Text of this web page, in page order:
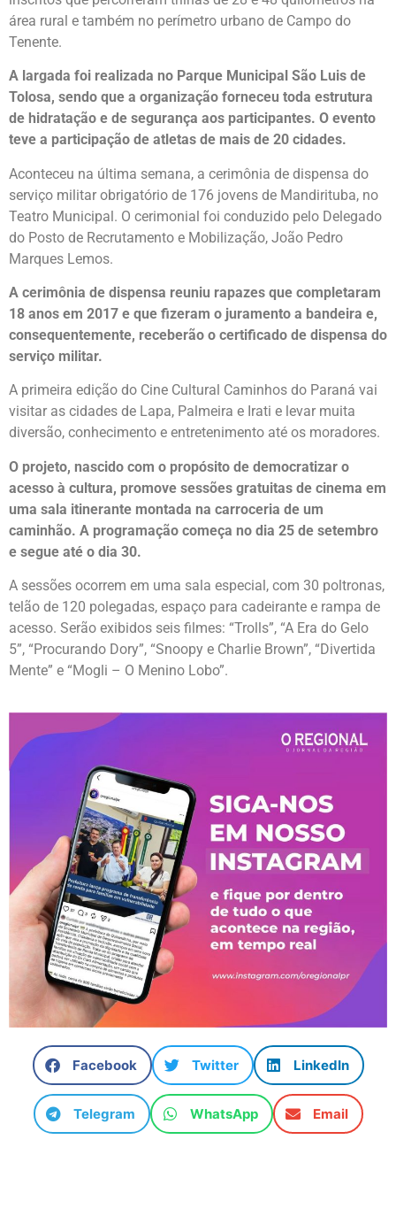
área rural e também no perímetro urbano de Campo do
Tenente.
A largada foi realizada no Parque Municipal São Luis de
Tolosa, sendo que a organização forneceu toda estrutura
de hidratação e de segurança aos participantes. O evento
teve a participação de atletas de mais de 20 cidades.
Aconteceu na última semana, a cerimônia de dispensa do
serviço militar obrigatório de 176 jovens de Mandirituba, no
Teatro Municipal. O cerimonial foi conduzido pelo Delegado
do Posto de Recrutamento e Mobilização, João Pedro
Marques Lemos.
A cerimônia de dispensa reuniu rapazes que completaram
18 anos em 2017 e que fizeram o juramento a bandeira e,
consequentemente, receberão o certificado de dispensa do
serviço militar.
A primeira edição do Cine Cultural Caminhos do Paraná vai
visitar as cidades de Lapa, Palmeira e Irati e levar muita
diversão, conhecimento e entretenimento até os moradores.
O projeto, nascido com o propósito de democratizar o
acesso à cultura, promove sessões gratuitas de cinema em
uma sala itinerante montada na carroceria de um
caminhão. A programação começa no dia 25 de setembro
e segue até o dia 30.
A sessões ocorrem em uma sala especial, com 30 poltronas,
telão de 120 polegadas, espaço para cadeirante e rampa de
acesso. Serão exibidos seis filmes: “Trolls”, “A Era do Gelo
5”, “Procurando Dory”, “Snoopy e Charlie Brown”, “Divertida
Mente” e “Mogli – O Menino Lobo”.
Facebook Twitter LinkedIn
Telegram WhatsApp Email